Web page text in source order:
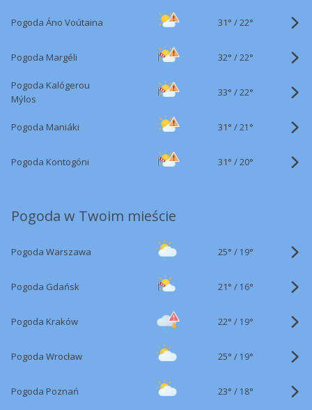
Pogoda Áno Voútaina 31° /22°
Pogoda Margéli 32° /22°
Pogoda Kalógerou
Mýlos
33° /22°
Pogoda Maniáki 31° /21°
Pogoda Kontogóni 31° /20°
Pogoda w Twoim mieście
Pogoda Warszawa 25° / 19°
Pogoda Gdańsk 21° / 16°
Pogoda Kraków 22° / 19°
Pogoda Wrocław 25° / 19°
Pogoda Poznań 23° / 18°